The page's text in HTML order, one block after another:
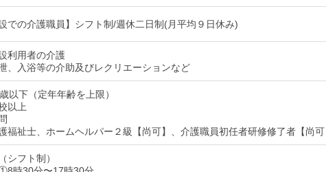
設での介護職員】シフト制/週休二日制(月平均９日休み)
利用者の介護
、入浴等の介助及びレクリエーションなど
以下（定年年齢を上限）
以上
福祉士、ホームヘルパー２級【尚可】、介護職員初任者研修修了者【尚
シフト制）